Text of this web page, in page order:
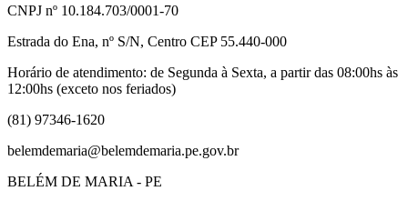
CNPJ nº 10.184.703/0001-70
Estrada do Ena, nº S/N, Centro CEP 55.440-000
Horário de atendimento: de Segunda à Sexta, a partir das 08:00hs às
12:00hs (exceto nos feriados)
(81) 97346-1620
belemdemaria@belemdemaria.pe.gov.br
BELÉM DE MARIA - PE